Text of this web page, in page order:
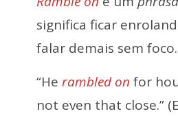
significa ficar
falar demais sem
“He rambled on for
not even that close.”